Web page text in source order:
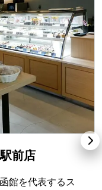
前店
館を代表するス